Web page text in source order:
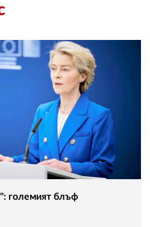
големият блъф